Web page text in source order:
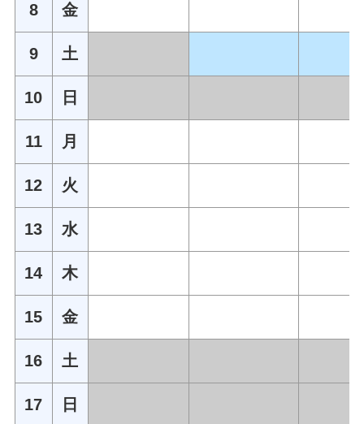
8 金
9 土
10 日
11 月
12 火
13 水
14 木
15 金
16 土
17 日